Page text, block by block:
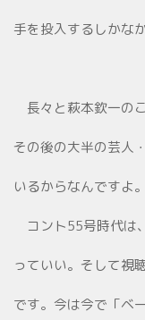
手を投入するしかな
長々と萩本欽一の
その後の大半の芸人
いるからなんですよ。
コント55号時代は
っていい。そして視
です。今は今で「ベ